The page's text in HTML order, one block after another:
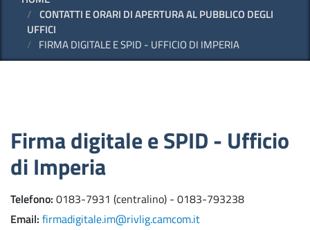
CONTATTI E ORARI DI APERTURA AL PUBBLICO DEGLI
UFFICI
FIRMA DIGITALE E SPID - UFFICIO DI IMPERIA
Firma digitale e SPID - Ufficio
di Imperia
Telefono 0183-7931 (centralino) - 0183-793238
Email firmadigitale.im@rivlig.camcom.it